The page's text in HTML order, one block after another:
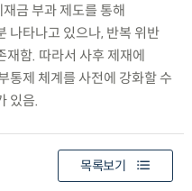
금 부과 제도를 통해
나타나고 있으나, 반복 위반
재함. 따라서 사후 제재에
통제 체계를 사전에 강화할 수
있음.
목록보기